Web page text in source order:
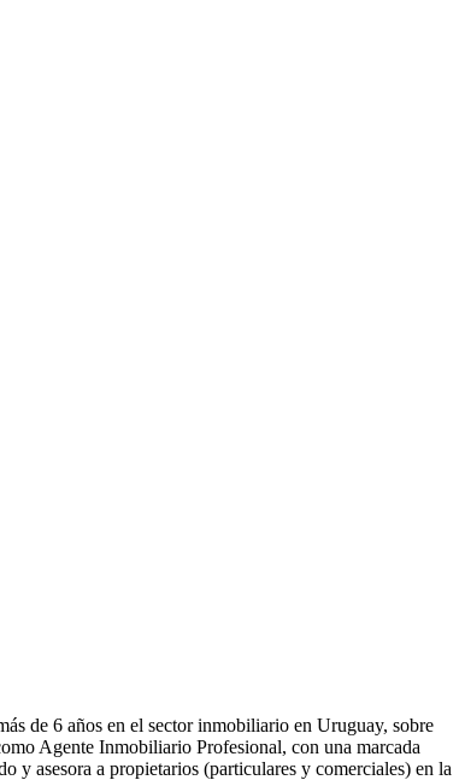
de 6 años en el sector inmobiliario en Uruguay, sobre
Agente Inmobiliario Profesional, con una marcada
asesora a propietarios (particulares y comerciales) en la